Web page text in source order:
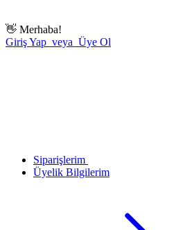
👋 Merhaba!
Giriş Yap veya Üye Ol
Siparişlerim
Üyelik Bilgilerim